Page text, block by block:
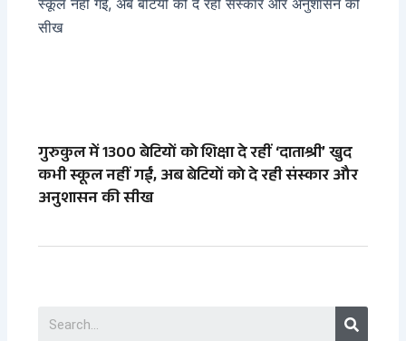
गुरुकुल में 1300 बेटियों को शिक्षा दे रहीं ‘दाताश्री’ खुद
कभी स्कूल नहीं गईं, अब बेटियों को दे रही संस्कार और
अनुशासन की सीख
Search